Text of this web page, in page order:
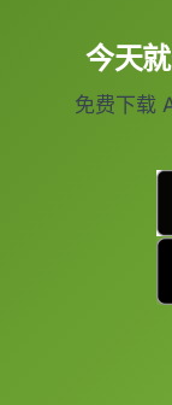
今天
免费下载